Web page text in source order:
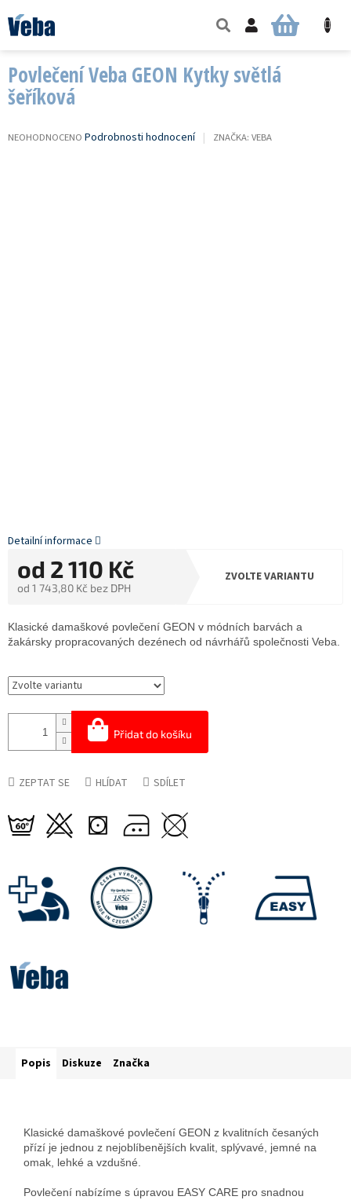
na
obsah
NÁKUPNÍ
Povlečení Veba GEON Kytky světlá
šeříková
PRŮMĚRNÉ
NEOHODNOCENO Podrobnosti hodnocení ZNAČKA: VEBA
od 2 110 Kč
od 1 743,80 Kč bez DPH
ZVOLTE VARIANTU
Přidat do košíku
Klasické damaškové povlečení GEON v módních barvách a
žakársky propracovaných dezénech od návrhářů společnosti Veba.
Detailní informace
ZEPTAT SE HLÍDAT SDÍLET
Popis Diskuze Značka
Klasické damaškové povlečení GEON z kvalitních česaných
přízí je jednou z nejoblíbenějších kvalit, splývavé, jemné na
omak, lehké a vzdušné.
Povlečení nabízíme s úpravou EASY CARE pro snadnou